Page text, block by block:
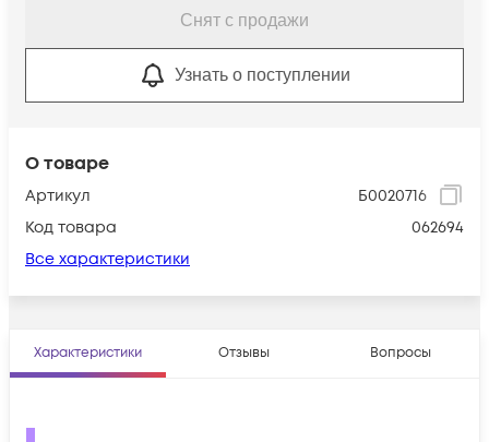
О товаре
Артикул
Б0020716
Код товара
062694
Все характеристики
Снят с продажи
Узнать о поступлении
Характеристики Отзывы Вопросы